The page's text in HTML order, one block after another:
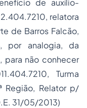
de auxílio-
relatora
de Barros Falcão,
por analogia, da
para não conhecer
Turma
Região, Relator p/
31/05/2013)